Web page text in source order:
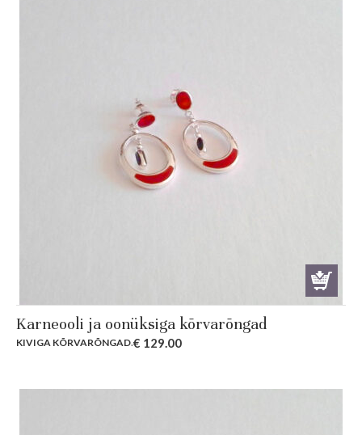
Karneooli ja oonüksiga kõrvarõngad
KIVIGA KÕRVARÕNGAD.€ 129.00